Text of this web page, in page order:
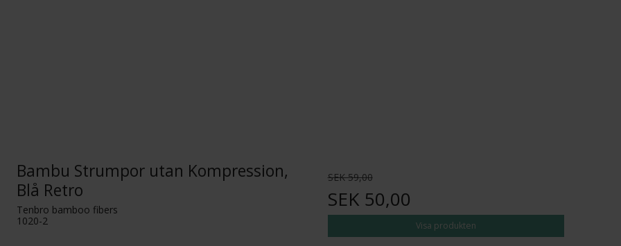
Bambu Strumpor utan Kompression,
Blå Retro
Tenbro bamboo fibers
1020-2
SEK 59,00
SEK 50,00
Visa produkten